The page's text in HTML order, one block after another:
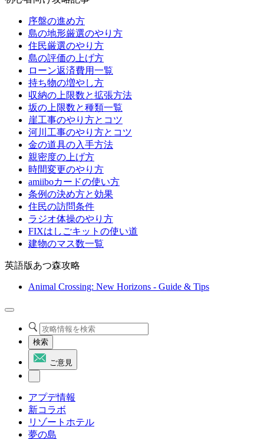
序盤の進め方
島の地形厳選のやり方
住民厳選のやり方
島の評価の上げ方
ローン返済費用一覧
持ち物の増やし方
収納の上限数と拡張方法
坂の上限数と種類一覧
崖工事のやり方とコツ
河川工事のやり方とコツ
金の道具の入手方法
親密度の上げ方
時間変更のやり方
amiiboカードの使い方
条例の決め方と効果
住民の訪問条件
ラジオ体操のやり方
FIXはしごキットの使い道
建物のマス数一覧
英語版あつ森攻略
Animal Crossing: New Horizons - Guide & Tips
検索
ご意見
アプデ情報
新コラボ
リゾートホテル
夢の島